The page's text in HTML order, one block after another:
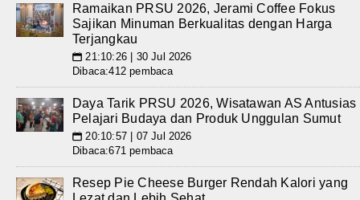
Ramaikan PRSU 2026, Jerami Coffee Fokus
Sajikan Minuman Berkualitas dengan Harga
Terjangkau
📅 21:10:26 | 30 Jul 2026
Dibaca:412 pembaca
Daya Tarik PRSU 2026, Wisatawan AS Antusias
Pelajari Budaya dan Produk Unggulan Sumut
📅 20:10:57 | 07 Jul 2026
Dibaca:671 pembaca
Resep Pie Cheese Burger Rendah Kalori yang